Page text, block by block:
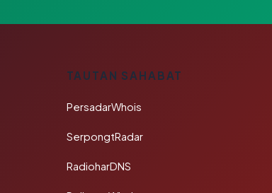
TAUTAN SAHABAT
PersadarWhois
SerpongtRadar
RadioharDNS